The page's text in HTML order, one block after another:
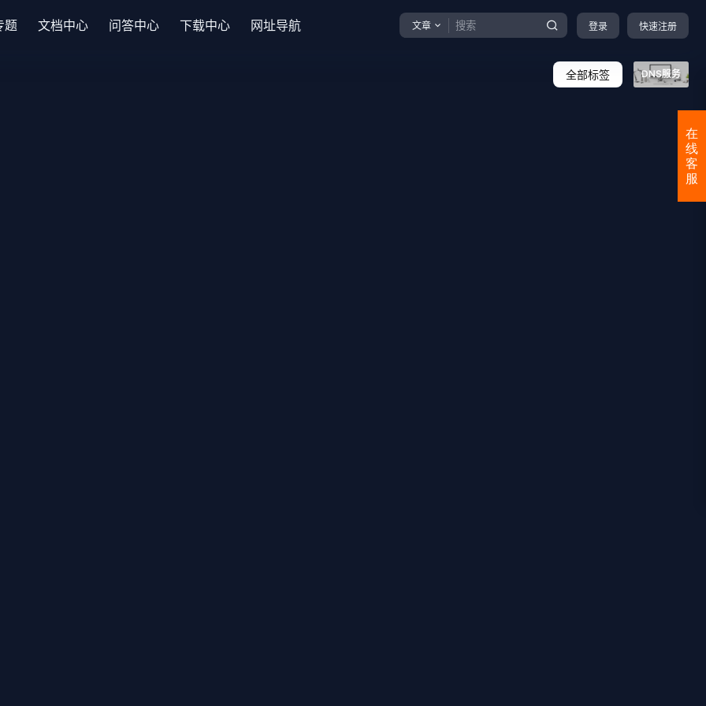
题 文档中心 问答中心 下载中心 网址导航 文章 登录 快速注册
全部标签 DNS服务
在
线
客
服